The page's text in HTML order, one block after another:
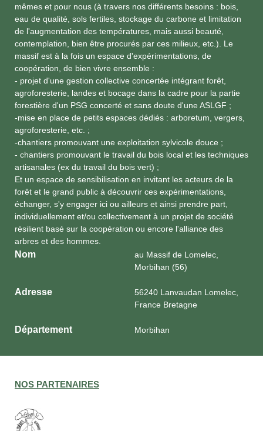
mêmes et pour nous (à travers nos différents besoins : bois,
eau de qualité, sols fertiles, stockage du carbone et limitation
de l'augmentation des températures, mais aussi beauté,
contemplation, bien être procurés par ces milieux, etc.). Le
massif est à la fois un espace d'expérimentations, de
coopération, de bien vivre ensemble :
- projet d'une gestion collective concertée intégrant forêt,
agroforesterie, landes et bocage dans la cadre pour la partie
forestière d'un PSG concerté et sans doute d'une ASLGF ;
-mise en place de petits espaces dédiés : arboretum, vergers,
agroforesterie, etc. ;
-chantiers promouvant une exploitation sylvicole douce ;
- chantiers promouvant le travail du bois local et les techniques
artisanales (ex du travail du bois vert) ;
Et un espace de sensibilisation en invitant les acteurs de la
forêt et le grand public à découvrir ces expérimentations,
échanger, s'y engager ici ou ailleurs et ainsi prendre part,
individuellement et/ou collectivement à un projet de société
résilient basé sur la coopération ou encore l'alliance des
arbres et des hommes.
Nom
au Massif de Lomelec,
Morbihan (56)
Adresse
56240 Lanvaudan Lomelec,
France Bretagne
Département Morbihan
NOS PARTENAIRES